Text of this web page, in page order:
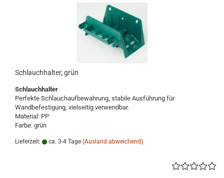
Schlauchhalter, grün
Schlauchhalter
Perfekte Schlauchaufbewahrung, stabile Ausführung für
Wandbefestigung, vielseitig verwendbar.
Material: PP
Farbe: grün
Lieferzeit: ca. 3-4 Tage (Ausland abweichend)